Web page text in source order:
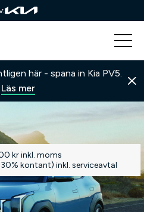
här - spana in Kia PV5.
Läs mer
kr inkl. moms
kontant) inkl. serviceavtal